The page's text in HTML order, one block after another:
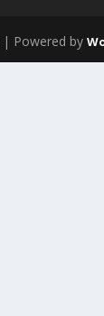
| Powered by